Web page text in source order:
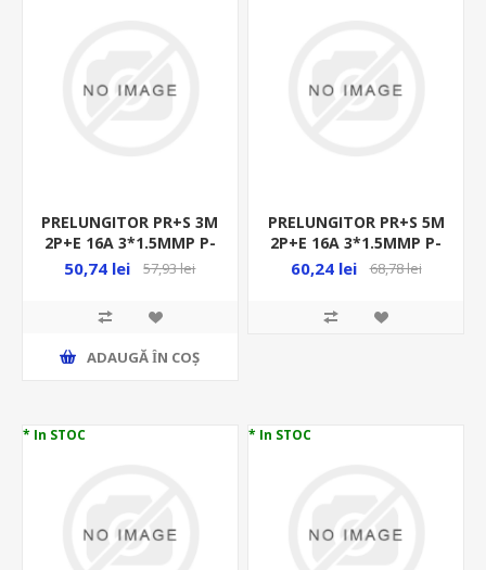
PRELUNGITOR PR+S 3M
2P+E 16A 3*1.5MMP P-
CFI-CP 54763 N-98388A-
50,74 lei 57,93 lei
ADAUGĂ ȊN COŞ
PRELUNGITOR PR+S 5M
2P+E 16A 3*1.5MMP P-
CFI-CP 54787 N-98388A-
60,24 lei 68,78 lei
* In STOC * In STOC